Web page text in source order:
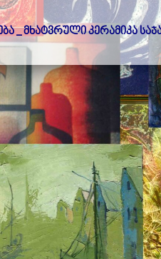
_ მხატვრული კერამიკა